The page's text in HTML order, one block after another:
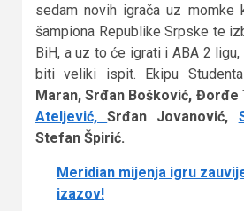
sedam novih igrača uz momke
šampiona Republike Srpske te
BiH, a uz to će igrati i ABA 2
biti veliki ispit. Ekipu
Maran, Srđan Bošković, Đorđe
Ateljević,Srđan Jovanović,
Stefan Špirić.
Meridian mijenja igru
izazov!